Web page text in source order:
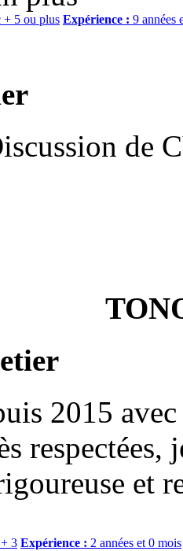
+ 5 ou plus Expérience : 9 années
de
2015
et
3 Expérience : 2 années et 0 mois